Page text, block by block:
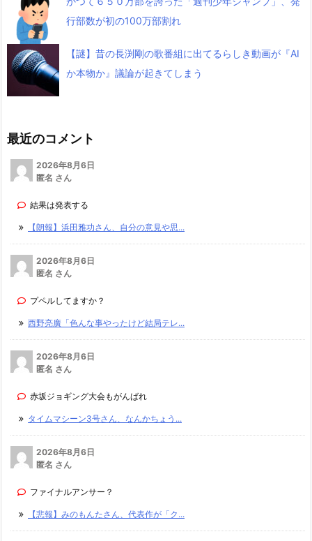
行部数が初の100万部割れ
【謎】昔の長渕剛の歌番組に出てるらしき動画が『AI
か本物か』議論が起きてしまう
最近のコメント
2026年8月6日
匿名 さん
結果は発表する
【朗報】浜田雅功さん、自分の意見や思...
2026年8月6日
匿名 さん
プペルしてますか？
西野亮廣「色んな事やったけど結局テレ...
2026年8月6日
匿名 さん
赤坂ジョギング大会もがんばれ
タイムマシーン3号さん、なんかちょう...
2026年8月6日
匿名 さん
ファイナルアンサー？
【悲報】みのもんたさん、代表作が「ク...